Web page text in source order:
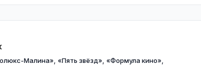
Малина» «Пять звёзд» «Формула кино»